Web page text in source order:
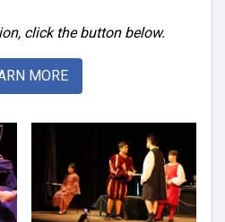
click the button below.
MORE